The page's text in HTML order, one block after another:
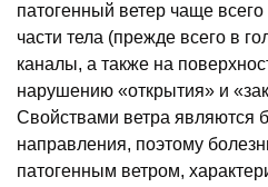
патогенный ветер чаще
части тела (прежде всего в
каналы, а также на
нарушению «открытия» и
Свойствами ветра являются
направления, поэтому
патогенным ветром,